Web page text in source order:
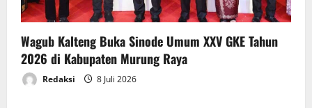
Wagub Kalteng Buka Sinode Umum XXV GKE Tahun
2026 di Kabupaten Murung Raya
Redaksi 8 Juli 2026